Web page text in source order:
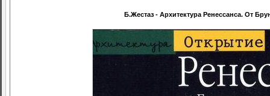
Б.Жестаз - Архитектура Ренессанса. От